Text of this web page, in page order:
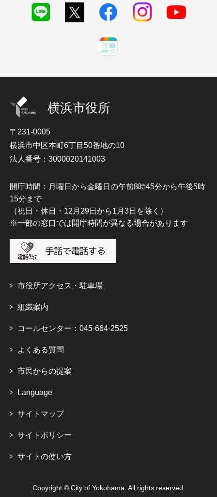
横浜市役所
〒231-0005
横浜市中区本町6丁目50番地の10
法人番号：3000020141003
開庁時間：月曜日から金曜日の午前8時45分から午後5時
15分まで
（祝日・休日・12月29日から1月3日を除く）
※一部の窓口では開庁時間が異なる場合があります
市役所アクセス・駐車場
組織案内
コールセンター：045-664-2525
よくある質問
市民からの提案
Language
サイトマップ
サイトポリシー
サイトの使い方
Copyright © City of Yokohama. All rights reserved.